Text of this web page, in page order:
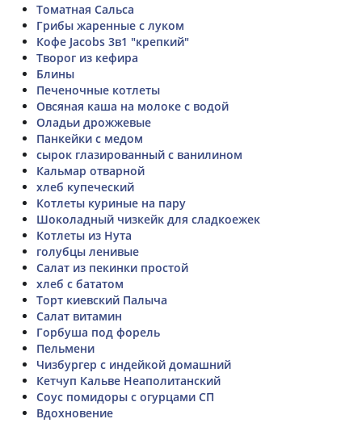
Томатная Сальса
Грибы жаренные с луком
Кофе Jacobs 3в1 "крепкий"
Творог из кефира
Блины
Печеночные котлеты
Овсяная каша на молоке с водой
Оладьи дрожжевые
Панкейки с медом
сырок глазированный с ванилином
Кальмар отварной
хлеб купеческий
Котлеты куриные на пару
Шоколадный чизкейк для сладкоежек
Котлеты из Нута
голубцы ленивые
Салат из пекинки простой
хлеб с бататом
Торт киевский Палыча
Салат витамин
Горбуша под форель
Пельмени
Чизбургер с индейкой домашний
Кетчуп Кальве Неаполитанский
Соус помидоры с огурцами СП
Вдохновение